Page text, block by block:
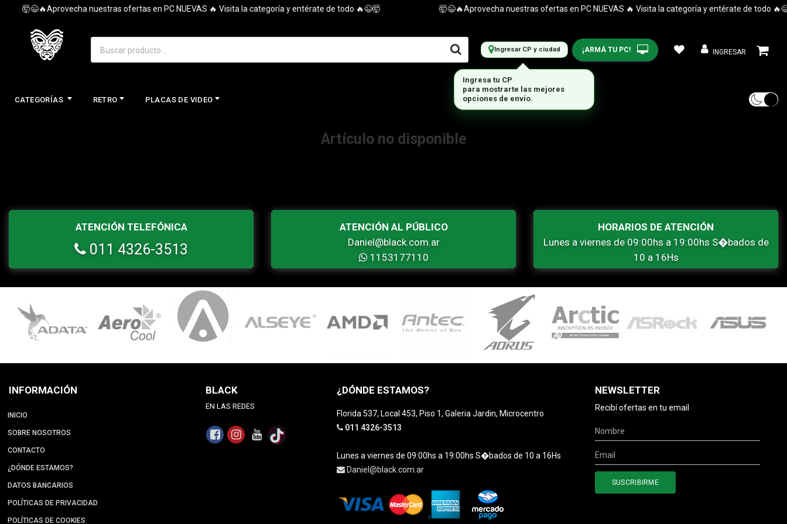
🤯😉🔥Aprovecha nuestras ofertas en PC NUEVAS 🔥 Visita la categoría y entérate de todo 🔥😉🤯 🤯😉🔥Aprovecha nuestras ofertas en PC NUEVAS 🔥 Visita la categoría y entérate de todo
Ingresar CP y ciudad ¡ARMÁ TU PC! INGRESAR
CATEGORÍAS RETRO PLACAS DE VIDEO
Artículo no disponible
ATENCIÓN TELEFÓNICA
011 4326-3513
ATENCIÓN AL PÚBLICO
Daniel@black.com.ar
1153177110
HORARIOS DE ATENCIÓN
Lunes a viernes de 09:00hs a 19:00hs S�bados de
10 a 16Hs
INFORMACIÓN
INICIO
SOBRE NOSOTROS
CONTACTO
¿DÓNDE ESTAMOS?
DATOS BANCARIOS
POLÍTICAS DE PRIVACIDAD
POLÍTICAS DE COOKIES
BLACK
EN LAS REDES
¿DÓNDE ESTAMOS?
Florida 537, Local 453, Piso 1, Galeria Jardin, Microcentro
011 4326-3513
Lunes a viernes de 09:00hs a 19:00hs S�bados de 10 a 16Hs
Daniel@black.com.ar
NEWSLETTER
Recibí ofertas en tu email
Ingresa tu CP
para mostrarte las mejores
opciones de envío.